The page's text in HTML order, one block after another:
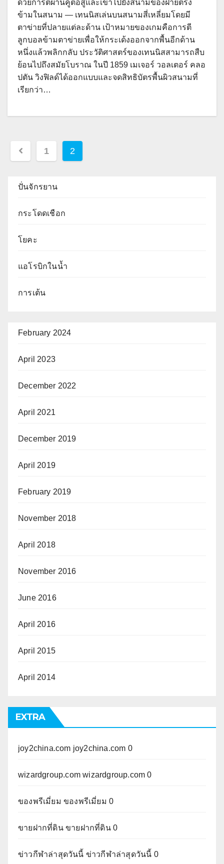
ด้วยการตีผ่านคู่ต่อสู้และเข้าไปยังสนามของฝ่ายตรง
ข้ามในสนาม — เทนนิสเล่นบนสนามสี่เหลี่ยมโดยมี
ตาข่ายที่ปลายแต่ละด้าน เป้าหมายของเกมคือการตี
ลูกบอลข้ามตาข่ายเพื่อให้กระเด้งออกจากพื้นอีกด้าน
หนึ่งแล้วพลิกกลับ ประวัติศาสตร์ของเทนนิสสามารถสืบ
ย้อนไปถึงสมัยโบราณ ในปี 1859 เมเจอร์ วอลเตอร์ คลอ
ปตัน วิงฟิลด์ได้ออกแบบและจดสิทธิบัตรพื้นผิวสนามที่
เรียกว่า…
Posts
1 2
ปั่นจักรยาน
กระโดดเชือก
โยคะ
แอโรบิกในน้ำ
การเต้น
February 2024
April 2023
December 2022
April 2021
December 2019
April 2019
February 2019
November 2018
April 2018
November 2016
June 2016
April 2016
April 2015
April 2014
EXTRA
joy2china.com joy2china.com 0
wizardgroup.com wizardgroup.com 0
ของพรีเมี่ยม ของพรีเมี่ยม 0
ขายฝากที่ดินขายฝากที่ดิน 0
ข่าวกีฬาล่าสุดวันนี้ ข่าวกีฬาล่าสุดวันนี้ 0